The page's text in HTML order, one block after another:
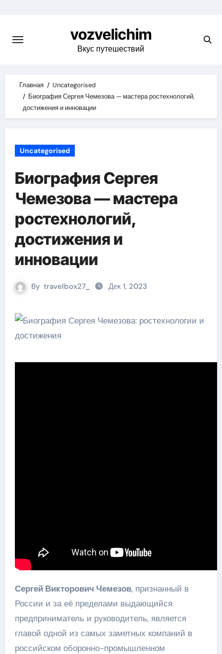
content
vozvelichim
Вкус путешествий
Главная
Uncategorised
Биография Сергея Чемезова — мастера ростехнологий,
достижения и инновации
Uncategorised
Биография Сергея
Чемезова — мастера
ростехнологий,
достижения и
инновации
By travelbox27_ Дек 1, 2023
Сергей Викторович Чемезов, признанный в
России и за её пределами выдающийся
предприниматель и руководитель, является
главой одной из самых заметных компаний в
российском оборонно-промышленном